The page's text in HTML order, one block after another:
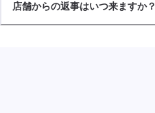
店舗からの返事はいつ来ますか？